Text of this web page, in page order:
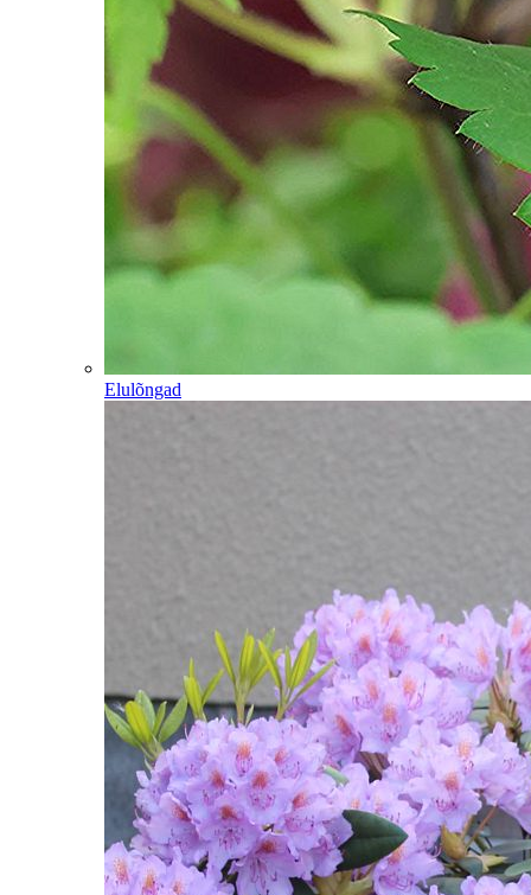
Elulõngad